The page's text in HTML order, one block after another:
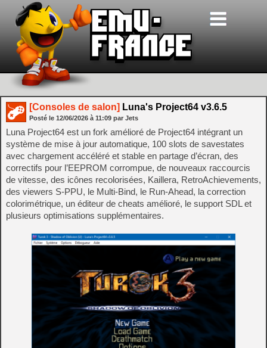
[Consoles de salon] Luna's Project64 v3.6.5
Posté le 12/06/2026 à 11:09 par Jets
Luna Project64 est un fork amélioré de Project64 intégrant un
système de mise à jour automatique, 100 slots de savestates
avec chargement accéléré et stable en partage d’écran, des
correctifs pour l’EEPROM corrompue, de nouveaux raccourcis
de vitesse, des icônes recolorisées, Kaillera, RetroAchievements,
des viewers S‑PPU, le Multi‑Bind, le Run‑Ahead, la correction
colorimétrique, un éditeur de cheats amélioré, le support SDL et
plusieurs optimisations supplémentaires.